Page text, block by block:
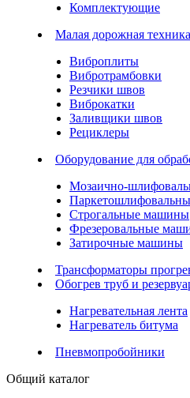
Комплектующие
Малая дорожная техника
Виброплиты
Вибротрамбовки
Резчики швов
Виброкатки
Заливщики швов
Рециклеры
Оборудование для
Мозаично-
Строгальные машины
Фрезеровальные
Затирочные машины
Трансформаторы
Обогрев труб и
Нагревательная лента
Нагреватель битума
Пневмопробойники
Общий каталог